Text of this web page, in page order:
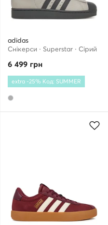
adidas
Снікерcи · Superstar · Сірий
6 499 грн
extra -25% Код: SUMMER